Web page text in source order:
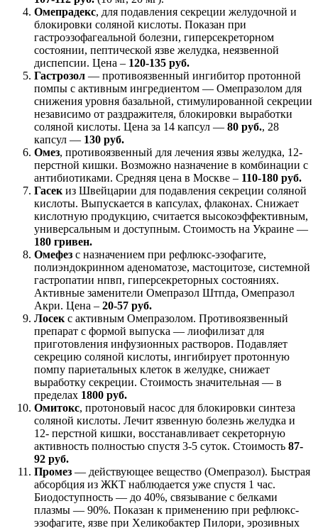
Омепрадекс, для подавления секреции желудочной и
блокировки соляной кислоты. Показан при
гастроэзофагеальной болезни, гиперсекреторном
состоянии, пептической язве желудка, неязвенной
диспепсии. Цена – 120-135 руб.
Гастрозол — противоязвенный ингибитор протонной
помпы с активным ингредиентом — Омепразолом для
снижения уровня базальной, стимулированной секреции
независимо от раздражителя, блокировки выработки
соляной кислоты. Цена за 14 капсул — 80 руб., 28
капсул — 130 руб.
Омез, противоязвенный для лечения язвы желудка, 12-
перстной кишки. Возможно назначение в комбинации с
антибиотиками. Средняя цена в Москве – 110-180 руб.
Гасек из Швейцарии для подавления секреции соляной
кислоты. Выпускается в капсулах, флаконах. Снижает
кислотную продукцию, считается высокоэффективным,
универсальным и доступным. Стоимость на Украине —
180 гривен.
Омефез с назначением при рефлюкс-эзофагите,
полиэндокринном аденоматозе, мастоцитозе, системной
гастропатии нпвп, гиперсекреторных состояниях.
Активные заменители Омепразол Штпда, Омепразол
Акри. Цена – 20-57 руб.
Лосек с активным Омепразолом. Противоязвенный
препарат с формой выпуска — лиофилизат для
приготовления инфузионных растворов. Подавляет
секрецию соляной кислоты, ингибирует протонную
помпу париетальных клеток в желудке, снижает
выработку секреции. Стоимость значительная — в
пределах 1800 руб.
Омитокс, протоновый насос для блокировки синтеза
соляной кислоты. Лечит язвенную болезнь желудка и
12- перстной кишки, восстанавливает секреторную
активность полностью спустя 3-5 суток. Стоимость 87-
92 руб.
Промез — действующее вещество (Омепразол). Быстрая
абсорбция из ЖКТ наблюдается уже спустя 1 час.
Биодоступность — до 40%, связывание с белками
плазмы — 90%. Показан к применению при рефлюкс-
эзофагите, язве при Хеликобактер Пилори, эрозивных